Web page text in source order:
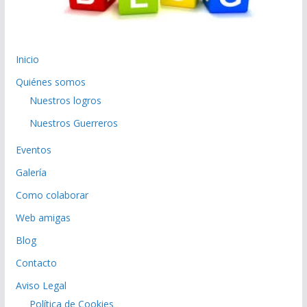
Inicio
Quiénes somos
Nuestros logros
Nuestros Guerreros
Eventos
Galería
Como colaborar
Web amigas
Blog
Contacto
Aviso Legal
Política de Cookies